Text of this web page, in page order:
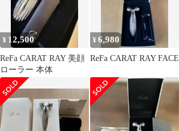
¥ 12,500
ReFa CARAT RAY 美顔
ローラー 本体
¥6,980
ReFa CARAT RAY FACE